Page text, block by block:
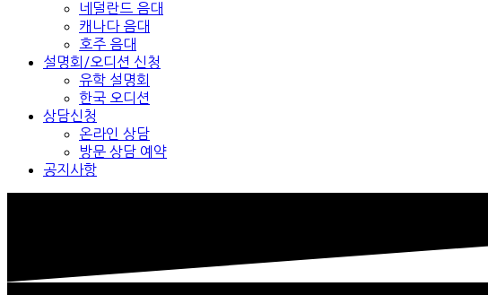
네덜란드 음대
캐나다 음대
호주 음대
설명회/오디션 신청
유학 설명회
한국 오디션
상담신청
온라인 상담
방문 상담 예약
공지사항